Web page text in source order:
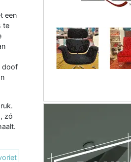
een
te
doof
zó